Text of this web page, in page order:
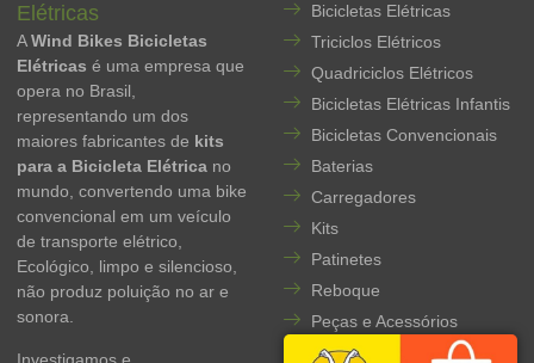
Elétricas
AWind Bikes Bicicletas
Elétricas é uma empresa que
opera no Brasil,
representando um dos
maiores fabricantes de kits
para a Bicicleta Elétrica no
mundo, convertendo uma bike
convencional em um veículo
de transporte elétrico,
Ecológico, limpo e silencioso,
não produz poluição no ar e
sonora.
Investigamos e
Bicicletas Elétricas
Triciclos Elétricos
Quadriciclos Elétricos
Bicicletas Elétricas Infantis
Bicicletas Convencionais
Baterias
Carregadores
Kits
Patinetes
Reboque
Peças e Acessórios